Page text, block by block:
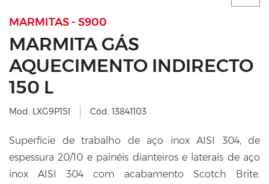
MARMITAS - S900
MARMITA GÁS
AQUECIMENTO INDIRECTO
150 L
Mod. LXG9P15I Cód. 13841103
Superfície de trabalho de aço inox AISI 304, de
espessura 20/10 e painéis dianteiros e laterais de aço
inox AISI 304 com acabamento Scotch Brite.